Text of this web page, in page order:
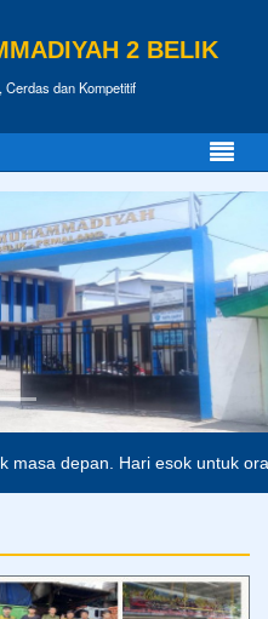
2 BELIK
Cerdas dan Kompetitif
Hari esok untuk orang-